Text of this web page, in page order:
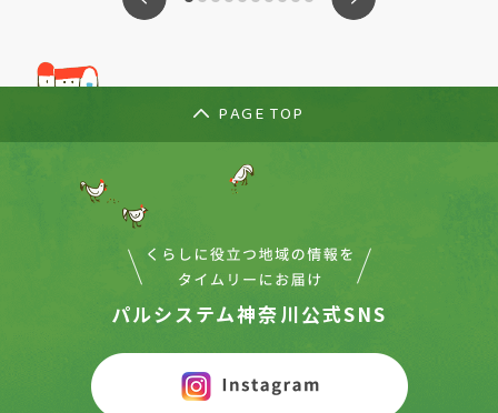
PAGE TOP
パルシステム神奈川公式SNS